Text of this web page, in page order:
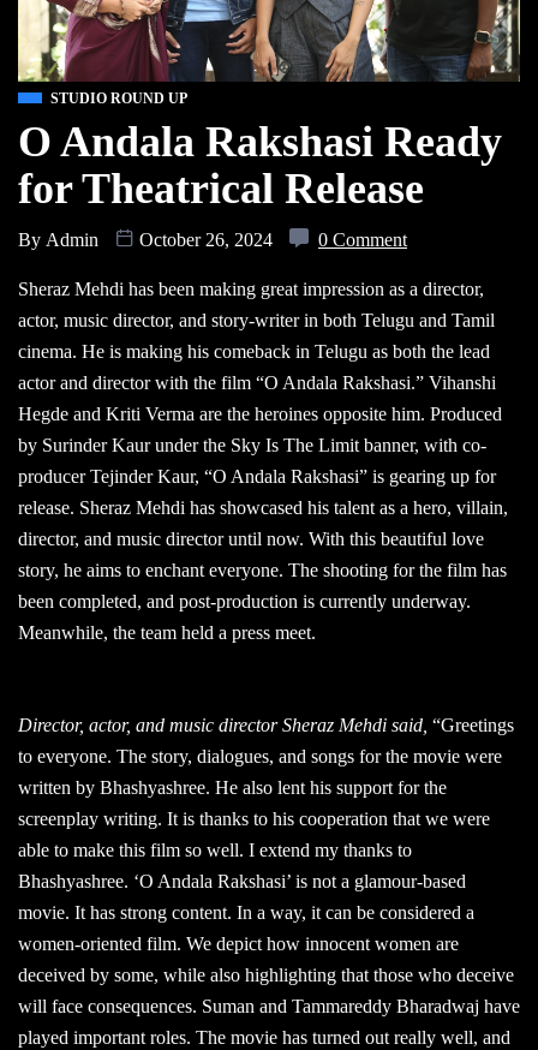
STUDIO ROUND UP
O Andala Rakshasi Ready
for Theatrical Release
By Admin October 26, 2024 0 Comment
Sheraz Mehdi has been making great impression as a director,
actor, music director, and story-writer in both Telugu and Tamil
cinema. He is making his comeback in Telugu as both the lead
actor and director with the film “O Andala Rakshasi.” Vihanshi
Hegde and Kriti Verma are the heroines opposite him. Produced
by Surinder Kaur under the Sky Is The Limit banner, with co-
producer Tejinder Kaur, “O Andala Rakshasi” is gearing up for
release. Sheraz Mehdi has showcased his talent as a hero, villain,
director, and music director until now. With this beautiful love
story, he aims to enchant everyone. The shooting for the film has
been completed, and post-production is currently underway.
Meanwhile, the team held a press meet.
Director, actor, and music director Sheraz Mehdi said, “Greetings
to everyone. The story, dialogues, and songs for the movie were
written by Bhashyashree. He also lent his support for the
screenplay writing. It is thanks to his cooperation that we were
able to make this film so well. I extend my thanks to
Bhashyashree. ‘O Andala Rakshasi’ is not a glamour-based
movie. It has strong content. In a way, it can be considered a
women-oriented film. We depict how innocent women are
deceived by some, while also highlighting that those who deceive
will face consequences. Suman and Tammareddy Bharadwaj have
played important roles. The movie has turned out really well, and